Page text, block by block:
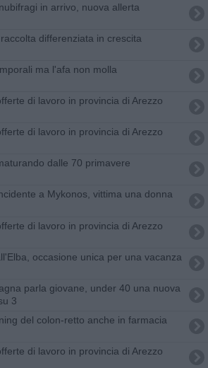
in arrivo, nuova allerta
differenziata in crescita
ma l'afa non molla
di lavoro in provincia di Arezzo
di lavoro in provincia di Arezzo
dalle 70 primavere
a Mykonos, vittima una donna
di lavoro in provincia di Arezzo
occasione unica per una vacanza
parla giovane, under 40 una nuova
3
del colon-retto anche in farmacia
di lavoro in provincia di Arezzo